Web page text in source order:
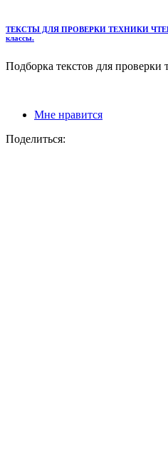
ТЕКСТЫ ДЛЯ ПРОВЕРКИ ТЕХНИКИ
классы.
Подборка текстов для проверки
Мне нравится
Поделиться: